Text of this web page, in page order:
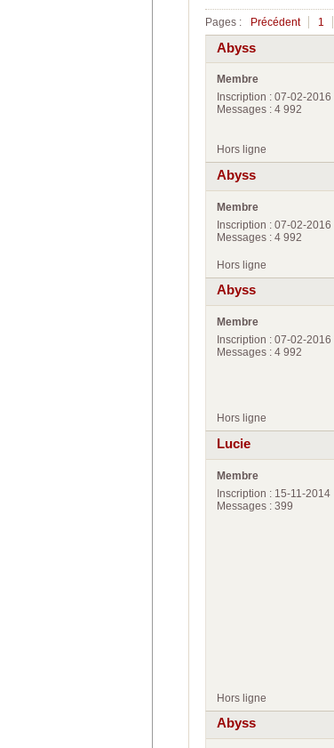
Pages : Précédent 1
Abyss
Membre
Inscription : 07-02-2016
Messages : 4 992
Hors ligne
Abyss
Membre
Inscription : 07-02-2016
Messages : 4 992
Hors ligne
Abyss
Membre
Inscription : 07-02-2016
Messages : 4 992
Hors ligne
Lucie
Membre
Inscription : 15-11-2014
Messages : 399
Hors ligne
Abyss